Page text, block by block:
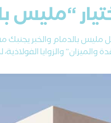
“مليس
بالدمام والخبر
لضمان استواء الحوائط بنسبة